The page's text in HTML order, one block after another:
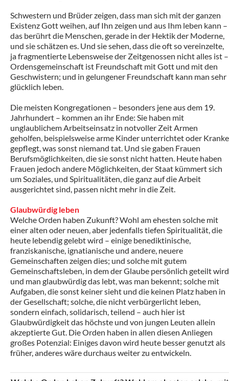
Schwestern und Brüder zeigen, dass man sich mit der ganzen
Existenz Gott weihen, auf Ihn zeigen und aus Ihm leben kann –
das berührt die Menschen, gerade in der Hektik der Moderne,
und sie schätzen es. Und sie sehen, dass die oft so vereinzelte,
ja fragmentierte Lebensweise der Zeitgenossen nicht alles ist –
Ordensgemeinschaft ist Freundschaft mit Gott und mit den
Geschwistern; und in gelungener Freundschaft kann man sehr
glücklich leben.
Die meisten Kongregationen – besonders jene aus dem 19.
Jahrhundert – kommen an ihr Ende: Sie haben mit
unglaublichem Arbeitseinsatz in notvoller Zeit Armen
geholfen, beispielsweise arme Kinder unterrichtet oder Kranke
gepflegt, was sonst niemand tat. Und sie gaben Frauen
Berufsmöglichkeiten, die sie sonst nicht hatten. Heute haben
Frauen jedoch andere Möglichkeiten, der Staat kümmert sich
um Soziales, und Spiritualitäten, die ganz auf die Arbeit
ausgerichtet sind, passen nicht mehr in die Zeit.
Glaubwürdig leben
Welche Orden haben Zukunft? Wohl am ehesten solche mit
einer alten oder neuen, aber jedenfalls tiefen Spiritualität, die
heute lebendig gelebt wird – einige benediktinische,
franziskanische, ignatianische und andere, neuere
Gemeinschaften zeigen dies; und solche mit gutem
Gemeinschaftsleben, in dem der Glaube persönlich geteilt wird
und man glaubwürdig das lebt, was man bekennt; solche mit
Aufgaben, die sonst keiner sieht und die keinen Platz haben in
der Gesellschaft; solche, die nicht verbürgerlicht leben,
sondern einfach, solidarisch, teilend – auch hier ist
Glaubwürdigkeit das höchste und von jungen Leuten allein
akzeptierte Gut. Die Orden haben in allen diesen Anliegen
großes Potenzial: Einiges davon wird heute besser genutzt als
früher, anderes wäre durchaus weiter zu entwickeln.